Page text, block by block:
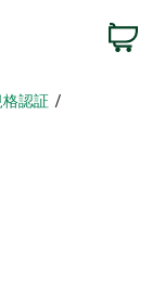
認証